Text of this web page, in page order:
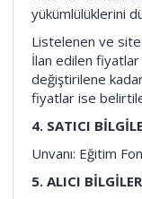
yükümlülüklerini
Listelenen ve
İlan edilen
değiştirilene
fiyatlar ise
4. SATICI
Unvanı: Eğitim
5. ALICI